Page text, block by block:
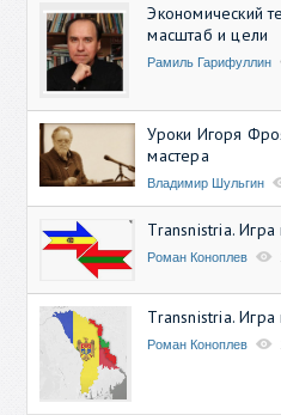
Экономический
масштаб и цели
Рамиль Гарифуллин
Уроки Игоря
мастера
Владимир Шульгин
Transnistria.
Роман Коноплев
Transnistria.
Роман Коноплев